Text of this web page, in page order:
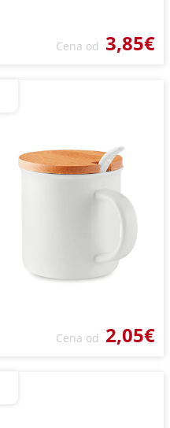
Cena od 3,85€
Cena od 2,05€